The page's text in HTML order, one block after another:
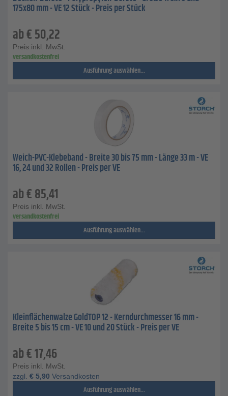
175x80 mm - VE 12 Stück - Preis per Stück
ab€50,22
Preis inkl. MwSt.
versandkostenfrei
Ausführung auswählen...
Weich-PVC-Klebeband - Breite 30 bis 75 mm - Länge 33 m - VE
16, 24 und 32 Rollen - Preis per VE
ab€85,41
Preis inkl. MwSt.
versandkostenfrei
Ausführung auswählen...
Kleinflächenwalze GoldTOP 12 - Kerndurchmesser 16 mm -
Breite 5 bis 15 cm - VE 10 und 20 Stück - Preis per VE
ab€17,46
Preis inkl. MwSt.
zzgl. € 5,90 Versandkosten
Ausführung auswählen...